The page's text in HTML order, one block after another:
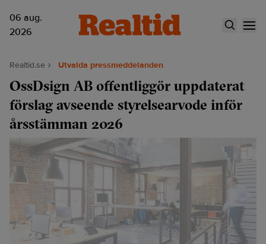
06 aug.
2026
Realtid.se Utvalda pressmeddelanden
OssDsign AB offentliggör uppdaterat
förslag avseende styrelsearvode inför
årsstämman 2026